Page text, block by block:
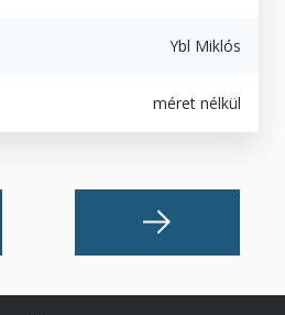
Ybl Miklós
méret nélkül